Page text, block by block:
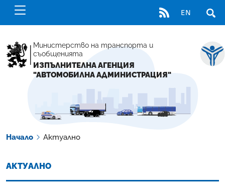
RSS EN
Министерство на транспорта и
съобщенията
ИЗПЪЛНИТЕЛНА АГЕНЦИЯ
"АВТОМОБИЛНА АДМИНИСТРАЦИЯ"
Начало Актуално
АКТУАЛНО